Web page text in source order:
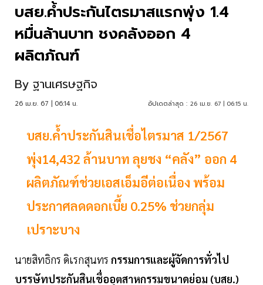
บสย.ค้ำประกันไตรมาสแรกพุ่ง 1.4
หมื่นล้านบาท ชงคลังออก 4
ผลิตภัณฑ์
By ฐานเศรษฐกิจ
26 เม.ย. 67 | 06:14 น. อัปเดตล่าสุด : 26 เม.ย. 67 | 06:15 น.
บสย.ค้ำประกันสินเชื่อไตรมาส 1/2567
พุ่ง14,432 ล้านบาท ลุยชง “คลัง” ออก 4
ผลิตภัณฑ์ช่วยเอสเอ็มอีต่อเนื่อง พร้อม
ประกาศลดดอกเบี้ย 0.25% ช่วยกลุ่ม
เปราะบาง
นายสิทธิกร ดิเรกสุนทร กรรมการและผู้จัดการทั่วไป
บรรษัทประกันสินเชื่ออุตสาหกรรมขนาดย่อม (บสย.)